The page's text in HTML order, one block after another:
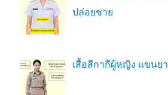
ปล่อยชาย
เสื้อสีกากีผู้หญิง แขนย